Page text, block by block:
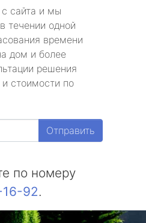
сайта и мы
течении одной
времени
дом и более
решения
стоимости по
Отправить
по номеру
92.